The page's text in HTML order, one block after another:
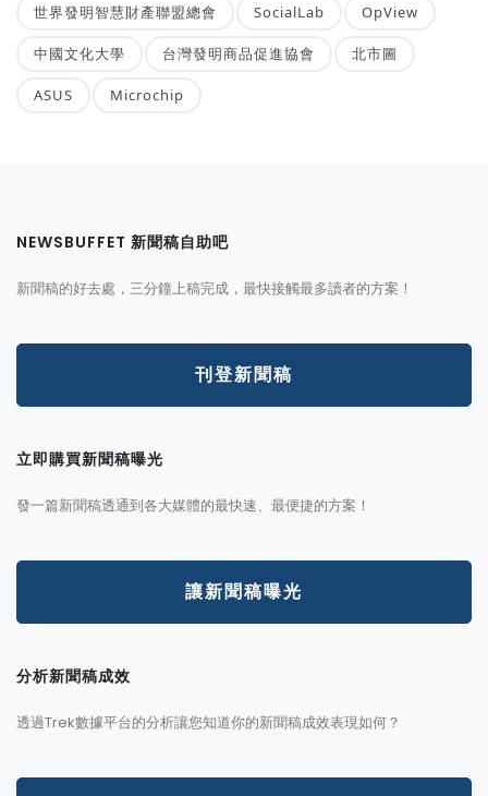
世界發明智慧財產聯盟總會 SocialLab OpView
中國文化大學 台灣發明商品促進協會 北市圖
ASUS Microchip
NEWSBUFFET 新聞稿自助吧
新聞稿的好去處，三分鐘上稿完成，最快接觸最多讀者的方案！
刊登新聞稿
立即購買新聞稿曝光
發一篇新聞稿透通到各大媒體的最快速、最便捷的方案！
讓新聞稿曝光
分析新聞稿成效
透過Trek數據平台的分析讓您知道你的新聞稿成效表現如何？